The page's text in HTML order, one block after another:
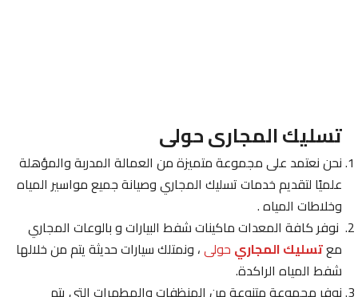
تسليك المجارى حولى
نحن نعتمد على مجموعة متميزة من العمالة المدربة والمؤهلة
علميًا لتقديم خدمات تسليك المجاري وصيانة جميع مواسير المياه
وخلاطات المياه .
نوفر كافة المعدات ماكينات شفط البيارات و بالوعات المجاري
معتسليك المجاريحولى، ونمتلك سيارات حديثة يتم من خلالها
شفط المياه الراكدة.